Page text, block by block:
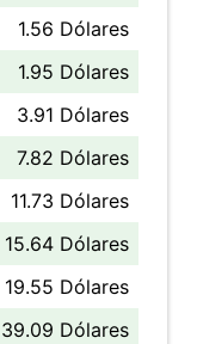
1.56 Dólares
1.95 Dólares
3.91 Dólares
7.82 Dólares
11.73 Dólares
15.64 Dólares
19.55 Dólares
39.09 Dólares